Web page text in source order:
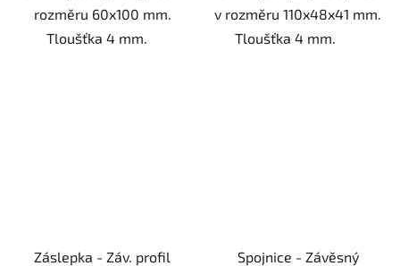
rozměru 60x100 mm.
Tloušťka 4 mm.
v rozměru 110x48x41 mm.
Tloušťka 4 mm.
Záslepka - Záv. profil
Spojnice - Závěsný